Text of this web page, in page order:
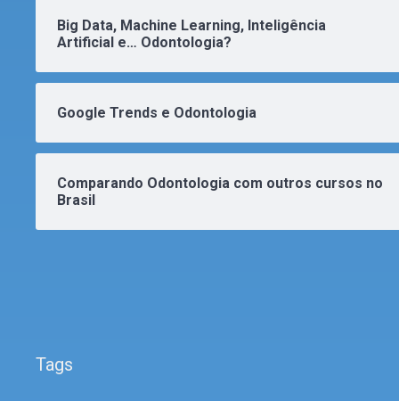
Big Data, Machine Learning, Inteligência
Artificial e… Odontologia?
Google Trends e Odontologia
Comparando Odontologia com outros cursos no
Brasil
Tags